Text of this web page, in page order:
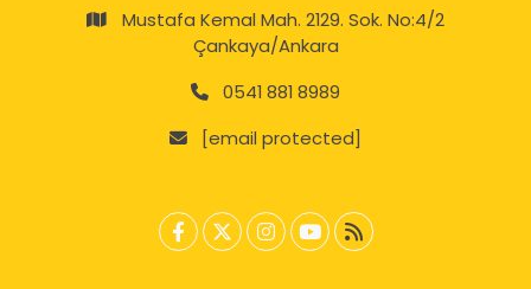
Mustafa Kemal Mah. 2129. Sok. No:4/2
Çankaya/Ankara
0541 881 8989
[email protected]